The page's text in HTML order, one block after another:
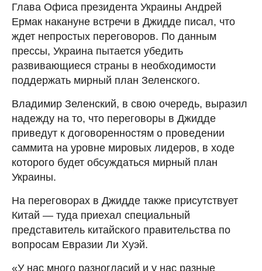
Глава Офиса президента Украины Андрей
Ермак накануне встречи в Джидде писал, что
ждет непростых переговоров. По данным
прессы, Украина пытается убедить
развивающиеся страны в необходимости
поддержать мирный план Зеленского.
Владимир Зеленский, в свою очередь, выразил
надежду на то, что переговоры в Джидде
приведут к договоренностям о проведении
саммита на уровне мировых лидеров, в ходе
которого будет обсуждаться мирный план
Украины.
На переговорах в Джидде также присутствует
Китай — туда приехал специальный
представитель китайского правительства по
вопросам Евразии Ли Хуэй.
«У нас много разногласий и у нас разные